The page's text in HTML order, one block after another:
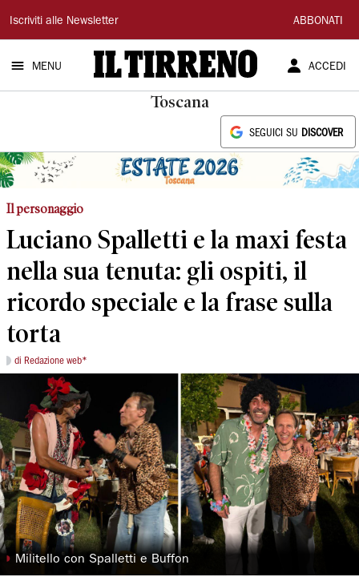
Il
Tirreno
Iscriviti alle Newsletter ABBONATI
MENU ACCEDI
Toscana
SEGUICI SU DISCOVER
Il personaggio
Luciano Spalletti e la maxi festa
nella sua tenuta: gli ospiti, il
ricordo speciale e la frase sulla
torta
di Redazione web*
◗ Militello con Spalletti e Buffon